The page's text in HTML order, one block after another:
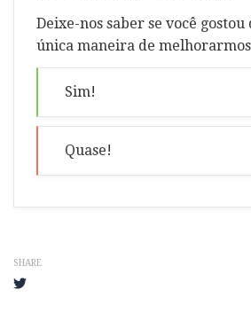
Deixe-nos saber se você gostou
única maneira de
Sim!
Quase!
SHARE